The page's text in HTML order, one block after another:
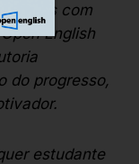
com
English
do progresso,
estudante